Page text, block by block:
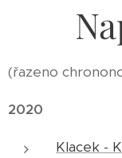
(řazeno
2020
Klacek -